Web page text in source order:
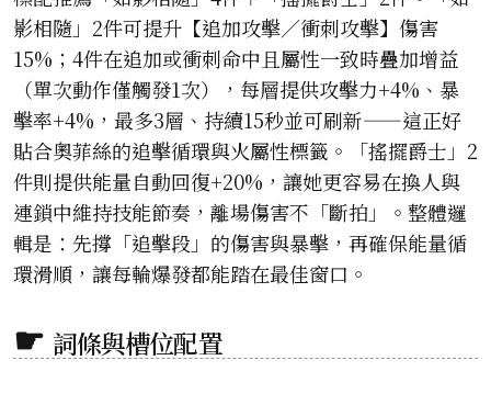
影相隨」2件可提升【追加攻擊／衝刺攻擊】傷害
15%；4件在追加或衝刺命中且屬性一致時疊加增益
（單次動作僅觸發1次），每層提供攻擊力+4%、暴
擊率+4%，最多3層、持續15秒並可刷新——這正好
貼合奧菲絲的追擊循環與火屬性標籤。「搖擺爵士」2
件則提供能量自動回復+20%，讓她更容易在換人與
連鎖中維持技能節奏，離場傷害不「斷拍」。整體邏
輯是：先撐「追擊段」的傷害與暴擊，再確保能量循
環滑順，讓每輪爆發都能踏在最佳窗口。
詞條與槽位配置